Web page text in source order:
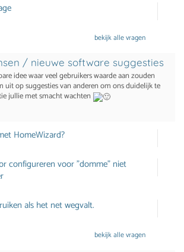
bekijk alle vragen
/ nieuwe software suggesties
idee waar veel gebruikers waarde aan zouden
uit op suggesties van anderen om ons duidelijk te
jullie met smacht wachten
HomeWizard?
configureren voor "domme" niet
als het net wegvalt.
bekijk alle vragen